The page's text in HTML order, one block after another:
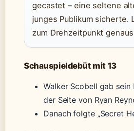
gecastet – eine seltene
junges Publikum sicherte.
zum Drehzeitpunkt
Schauspieldebüt mit 13
Walker Scobell gab sein
der Seite von Ryan
Danach folgte „Secret